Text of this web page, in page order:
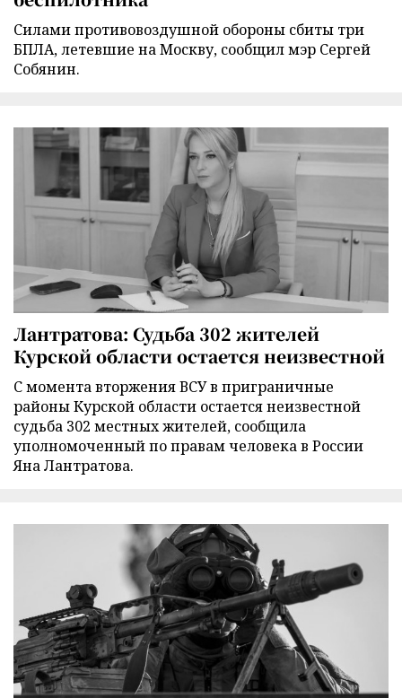
Силами противовоздушной обороны сбиты три
БПЛА, летевшие на Москву, сообщил мэр Сергей
Собянин.
Лантратова: Судьба 302 жителей
Курской области остается неизвестной
С момента вторжения ВСУ в приграничные
районы Курской области остается неизвестной
судьба 302 местных жителей, сообщила
уполномоченный по правам человека в России
Яна Лантратова.